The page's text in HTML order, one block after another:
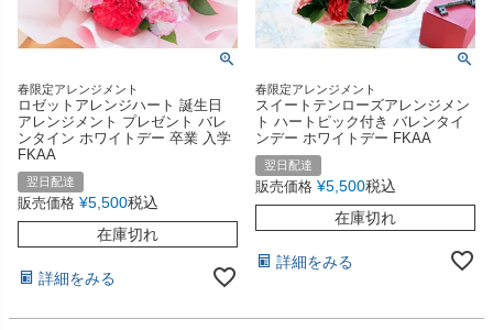
春限定アレンジメント
ロゼットアレンジハート 誕生日
アレンジメント プレゼント バレ
ンタイン ホワイトデー 卒業 入学
FKAA
翌日配達
販売価格 ¥5,500税込
在庫切れ
詳細をみる
春限定アレンジメント
スイートテンローズアレンジメン
ト ハートピック付き バレンタイ
ンデー ホワイトデー FKAA
翌日配達
販売価格 ¥5,500税込
在庫切れ
詳細をみる